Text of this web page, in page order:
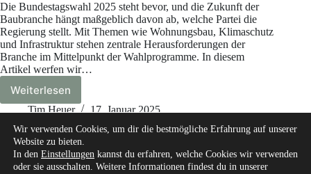
Die Bundestagswahl 2025 steht bevor, und die Zukunft der
Baubranche hängt maßgeblich davon ab, welche Partei die
Regierung stellt. Mit Themen wie Wohnungsbau, Klimaschutz
und Infrastruktur stehen zentrale Herausforderungen der
Branche im Mittelpunkt der Wahlprogramme. In diesem
Artikel werfen wir…
Weiterlesen
Die
Wahlprogramme
ihre
Bedeutung
für
Tim Heuer 17. Januar 2025
Wir verwenden Cookies, um dir die bestmögliche Erfahrung auf unserer
Website zu bieten.
In den Einstellungen kannst du erfahren, welche Cookies wir verwenden
oder sie ausschalten. Weitere Informationen findest du in unserer